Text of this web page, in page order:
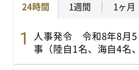
24時間 1週間 1ヶ月
人事発令 令和8年8月5
事（陸自1名、海自4名